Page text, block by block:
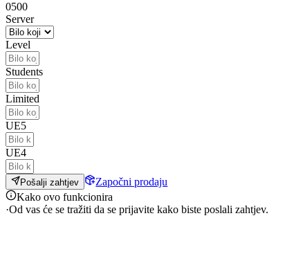
0500
Server
Level
Students
Limited
UE5
UE4
Pošalji zahtjev
Započni prodaju
Kako ovo funkcionira
·Od vas će se tražiti da se prijavite kako biste poslali zahtjev.